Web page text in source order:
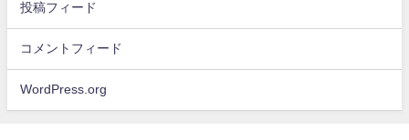
投稿フィード
コメントフィード
WordPress.org